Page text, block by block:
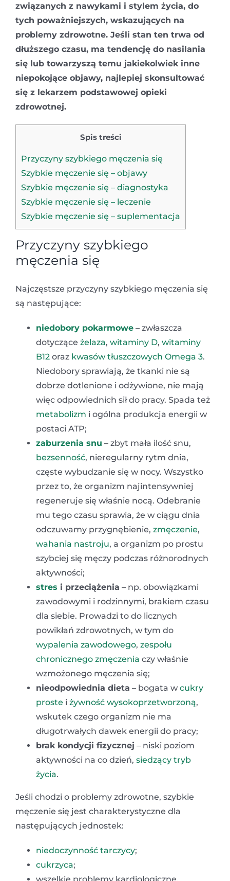
związanych z nawykami i stylem życia, do
tych poważniejszych, wskazujących na
problemy zdrowotne. Jeśli stan ten trwa od
dłuższego czasu, ma tendencję do nasilania
się lub towarzyszą temu jakiekolwiek inne
niepokojące objawy, najlepiej skonsultować
się z lekarzem podstawowej opieki
zdrowotnej.
Spis treści
Przyczyny szybkiego męczenia się
Szybkie męczenie się – objawy
Szybkie męczenie się – diagnostyka
Szybkie męczenie się – leczenie
Szybkie męczenie się – suplementacja
Przyczyny szybkiego
męczenia się
Najczęstsze przyczyny szybkiego męczenia się
są następujące:
niedobory pokarmowe – zwłaszcza
dotyczące żelaza, witaminy D, witaminy
B12 oraz kwasów tłuszczowych Omega 3.
Niedobory sprawiają, że tkanki nie są
dobrze dotlenione i odżywione, nie mają
więc odpowiednich sił do pracy. Spada też
metabolizm i ogólna produkcja energii w
postaci ATP;
zaburzenia snu – zbyt mała ilość snu,
bezsenność, nieregularny rytm dnia,
częste wybudzanie się w nocy. Wszystko
przez to, że organizm najintensywniej
regeneruje się właśnie nocą. Odebranie
mu tego czasu sprawia, że w ciągu dnia
odczuwamy przygnębienie, zmęczenie,
wahania nastroju, a organizm po prostu
szybciej się męczy podczas różnorodnych
aktywności;
stres i przeciążenia – np. obowiązkami
zawodowymi i rodzinnymi, brakiem czasu
dla siebie. Prowadzi to do licznych
powikłań zdrowotnych, w tym do
wypalenia zawodowego, zespołu
chronicznego zmęczenia czy właśnie
wzmożonego męczenia się;
nieodpowiednia dieta – bogata w cukry
proste i żywność wysokoprzetworzoną,
wskutek czego organizm nie ma
długotrwałych dawek energii do pracy;
brak kondycji fizycznej – niski poziom
aktywności na co dzień, siedzący tryb
życia.
Jeśli chodzi o problemy zdrowotne, szybkie
męczenie się jest charakterystyczne dla
następujących jednostek:
niedoczynność tarczycy;
cukrzyca;